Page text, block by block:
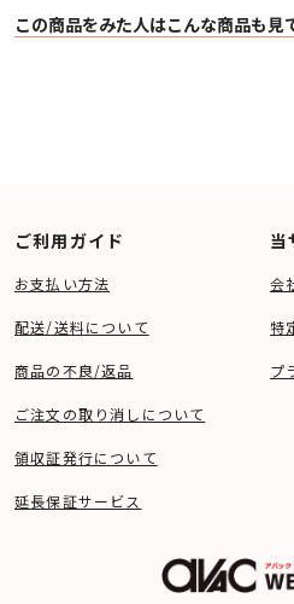
○ 構成 2ウェイ・バスレフ型
○ ツィーター 25mm X-PAL™メタルドーム
○ ミッドレンジ -
○ ウーファー -
○ 最低周波数（DIN) 45Hz
○ 周波数特性（軸上 ±3dB） 55Hz -
○ 推奨アンプ出力 15-130W
○ インピーダンス ８Ω
この商品をみた人はこんな商品も見
ご利用ガイド
お支払い方法
配送/送料について
商品の不良/返品
ご注文の取り消しについて
領収証発行について
延長保証サービス
当
会
特
プ